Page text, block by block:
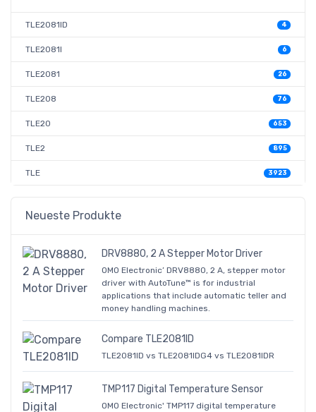
TLE2081ID 4
TLE2081I 6
TLE2081 26
TLE208 76
TLE20 653
TLE2 895
TLE 3923
Neueste Produkte
DRV8880, 2 A Stepper Motor Driver
OMO Electronic’ DRV8880, 2 A, stepper motor
driver with AutoTune™ is for industrial
applications that include automatic teller and
money handling machines.
Compare TLE2081ID
TLE2081ID vs TLE2081IDG4 vs TLE2081IDR
TMP117 Digital Temperature Sensor
OMO Electronic' TMP117 digital temperature